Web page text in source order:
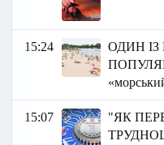
15:24
ОДИН
15:07
"ЯК